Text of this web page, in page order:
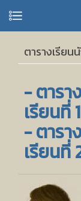
ตารางเรียน
- ตารา
เรียนที่
- ตารา
เรียนที่